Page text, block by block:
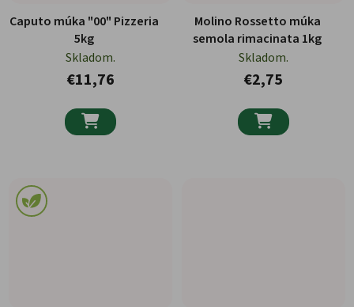
Caputo múka "00" Pizzeria
5kg
Skladom.
€11,76

Molino Rossetto múka
semola rimacinata 1kg
Skladom.
€2,75
